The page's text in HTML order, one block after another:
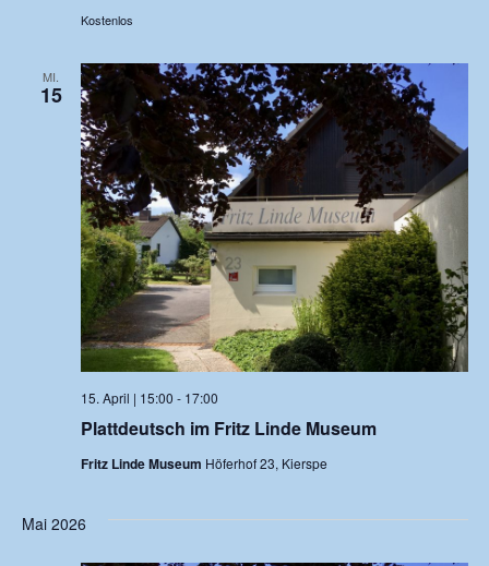
Kostenlos
MI.
15
Plattdeutsch im Fritz Linde Museum
15. April | 15:00 - 17:00
Fritz Linde Museum Höferhof 23, Kierspe
Mai 2026